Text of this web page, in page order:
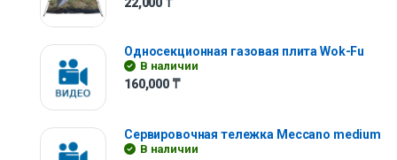
Односекционная газовая плита Wok-Fu
В наличии
160,000 ₸
Сервировочная тележка Meccano medium
В наличии